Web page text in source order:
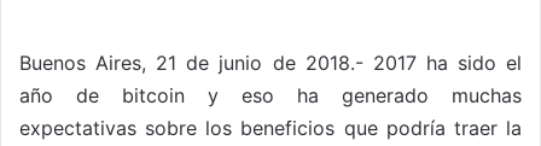
Buenos Aires, 21 de junio de 2018.- 2017 ha sido el
año de bitcoin y eso ha generado muchas
expectativas sobre los beneficios que podría traer la